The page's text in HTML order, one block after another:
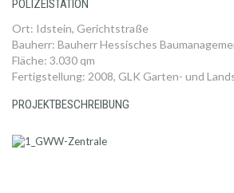
POLIZEISTATION
Ort: Idstein, Gerichtstraße
Bauherr: Bauherr Hessisches
Fläche: 3.030 qm
Fertigstellung: 2008, GLK Garten- und
PROJEKTBESCHREIBUNG